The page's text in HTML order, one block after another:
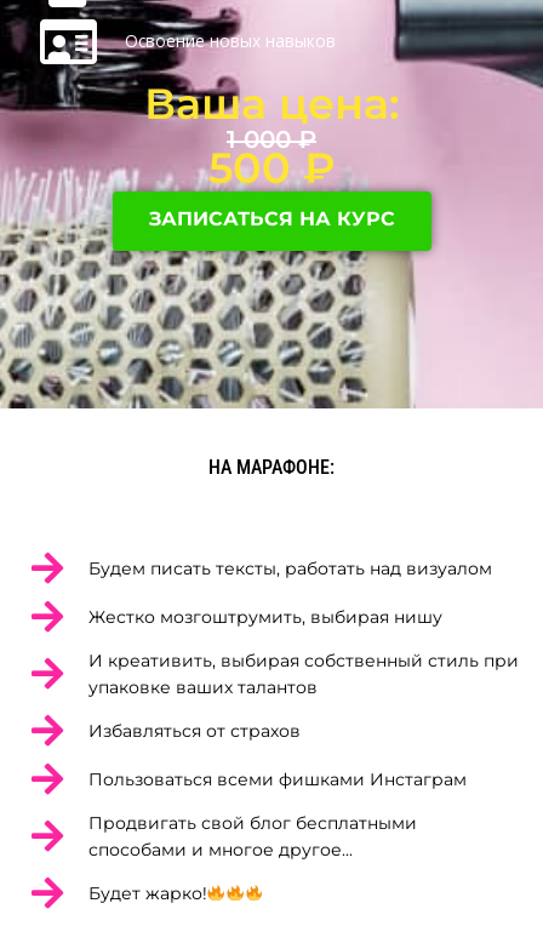
Освоение новых навыков
Ваша цена:
1 000₽
500₽
ЗАПИСАТЬСЯ НА КУРС
НА МАРАФОНЕ:
Будем писать тексты, работать над визуалом
Жестко мозгоштрумить, выбирая нишу
И креативить, выбирая собственный стиль при
упаковке ваших талантов
Избавляться от страхов
Пользоваться всеми фишками Инстаграм
Продвигать свой блог бесплатными
способами и многое другое...
Будет жарко!